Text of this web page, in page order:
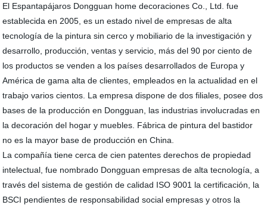
El Espantapájaros Dongguan home decoraciones Co., Ltd. fue
establecida en 2005, es un estado nivel de empresas de alta
tecnología de la pintura sin cerco y mobiliario de la investigación y
desarrollo, producción, ventas y servicio, más del 90 por ciento de
los productos se venden a los países desarrollados de Europa y
América de gama alta de clientes, empleados en la actualidad en el
trabajo varios cientos. La empresa dispone de dos filiales, posee dos
bases de la producción en Dongguan, las industrias involucradas en
la decoración del hogar y muebles. Fábrica de pintura del bastidor
no es la mayor base de producción en China.
La compañía tiene cerca de cien patentes derechos de propiedad
intelectual, fue nombrado Dongguan empresas de alta tecnología, a
través del sistema de gestión de calidad ISO 9001 la certificación, la
BSCI pendientes de responsabilidad social empresas y otros la